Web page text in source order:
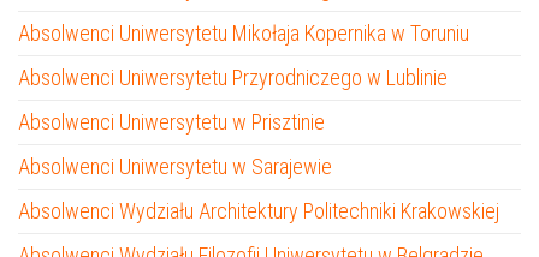
Absolwenci Uniwersytetu Mikołaja Kopernika w Toruniu
Absolwenci Uniwersytetu Przyrodniczego w Lublinie
Absolwenci Uniwersytetu w Prisztinie
Absolwenci Uniwersytetu w Sarajewie
Absolwenci Wydziału Architektury Politechniki Krakowskiej